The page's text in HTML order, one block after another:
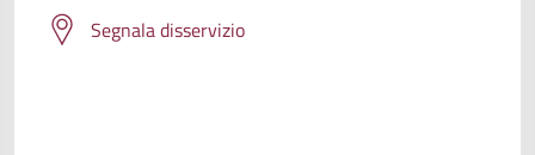
Segnala disservizio